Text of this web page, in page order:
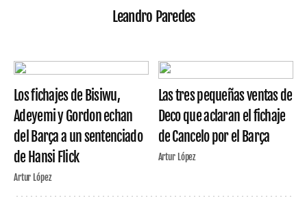
Leandro Paredes
Los fichajes de Bisiwu,
Adeyemi y Gordon echan
del Barça a un sentenciado
de Hansi Flick
Artur López
Las tres pequeñas ventas de
Deco que aclaran el fichaje
de Cancelo por el Barça
Artur López